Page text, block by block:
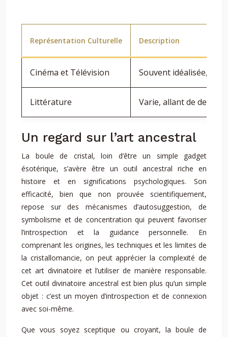
Représentation Culturelle Description
Cinéma et Télévision Souvent idéalisée,
Littérature Varie, allant de
Un regard sur l’art ancestral
La boule de cristal, loin d’être un simple gadget
ésotérique, s’avère être un outil ancestral riche en
histoire et en significations psychologiques. Son
efficacité, bien que non prouvée scientifiquement,
repose sur des mécanismes d’autosuggestion, de
symbolisme et de concentration qui peuvent favoriser
l’introspection et la guidance personnelle. En
comprenant les origines, les techniques et les limites de
la cristallomancie, on peut apprécier la complexité de
cet art divinatoire et l’utiliser de manière responsable.
Cet outil divinatoire ancestral est bien plus qu’un simple
objet : c’est un moyen d’introspection et de connexion
avec soi-même.
Que vous soyez sceptique ou croyant, la boule de